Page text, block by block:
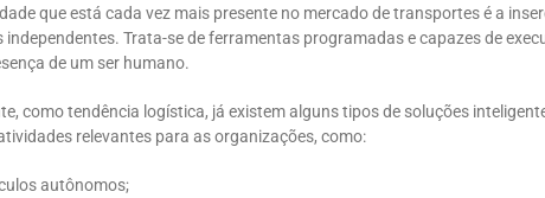
que está cada vez mais presente no mercado de transportes é a
independentes. Trata-se de ferramentas programadas e capazes de
de um ser humano.
como tendência logística, já existem alguns tipos de soluções
relevantes para as organizações, como:
autônomos;